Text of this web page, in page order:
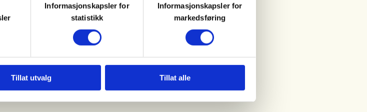
Informasjonskapsler for
statistikk
Informasjonskapsler for
markedsføring
Tillat utvalg Tillat alle
som er
til 26år)